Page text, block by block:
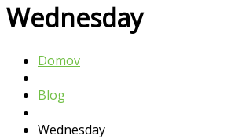
Wednesday
Domov
Blog
Wednesday